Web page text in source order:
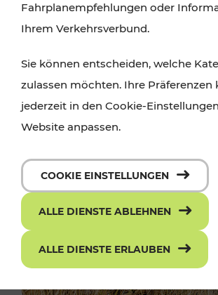
Fahrplanempfehlungen oder
Ihrem Verkehrsverbund.
Sie können entscheiden, welche
zulassen möchten. Ihre Präferenzen
jederzeit in den Cookie-
Website anpassen.
COOKIE EINSTELLUNGEN
ALLE DIENSTE ABLEHNEN
ALLE DIENSTE ERLAUBEN